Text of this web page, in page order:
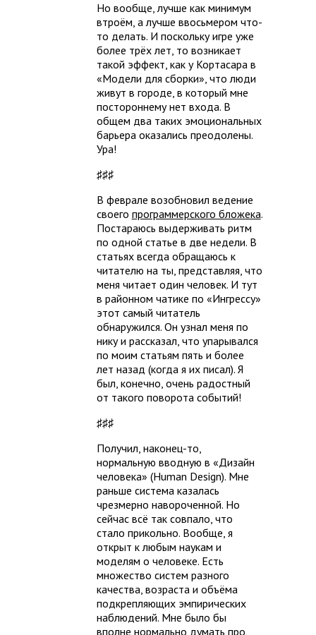
Но вообще, лучше как минимум
втроём, а лучше ввосьмером что-
то делать. И поскольку игре уже
более трёх лет, то возникает
такой эффект, как у Кортасара в
«Модели для сборки», что люди
живут в городе, в который мне
постороннему нет входа. В
общем два таких эмоциональных
барьера оказались преодолены.
Ура!
♯♯♯
В феврале возобновил ведение
своего программерского бложека.
Постараюсь выдерживать ритм
по одной статье в две недели. В
статьях всегда обращаюсь к
читателю на ты, представляя, что
меня читает один человек. И тут
в районном чатике по «Ингрессу»
этот самый читатель
обнаружился. Он узнал меня по
нику и рассказал, что упарывался
по моим статьям пять и более
лет назад (когда я их писал). Я
был, конечно, очень радостный
от такого поворота событий!
♯♯♯
Получил, наконец-то,
нормальную вводную в «Дизайн
человека» (Human Design). Мне
раньше система казалась
чрезмерно навороченной. Но
сейчас всё так совпало, что
стало прикольно. Вообще, я
открыт к любым наукам и
моделям о человеке. Есть
множество систем разного
качества, возраста и объёма
подкрепляющих эмпирических
наблюдений. Мне было бы
вполне нормально думать про,